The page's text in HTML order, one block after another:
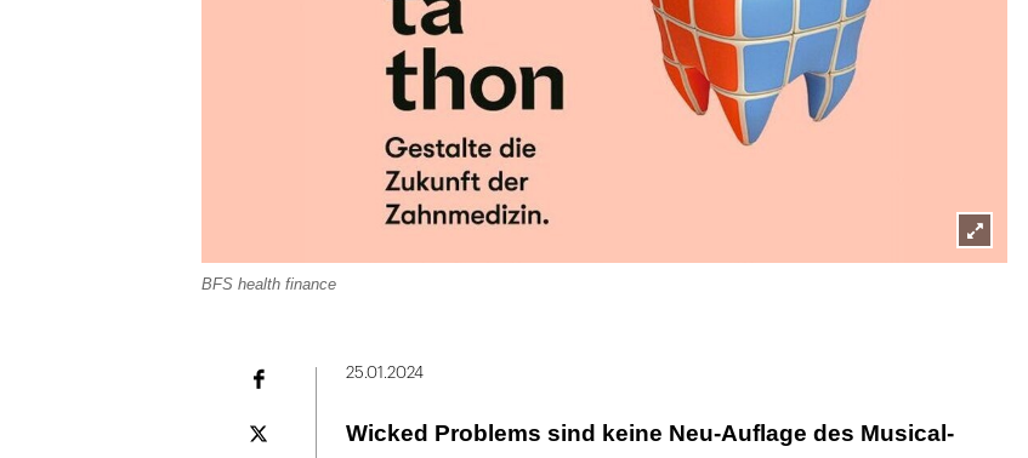
Lightbox
BFS health finance
Plattform
25.01.2024
Wicked Problems sind keine Neu-Auflage des Musical-